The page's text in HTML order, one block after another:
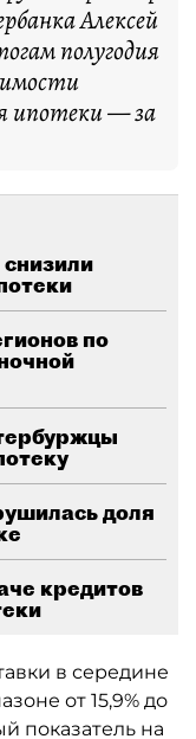
Алексей
полугодия
ипотеки — за
по
доля
кредитов
в середине
от 15,9% до
показатель на